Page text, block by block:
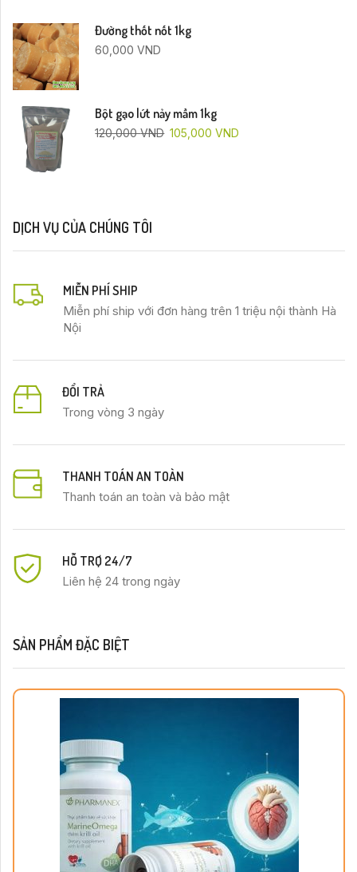
Đường thốt nốt 1kg
60,000VND
Bột gạo lứt nảy mầm 1kg
120,000VND 105,000VND
DỊCH VỤ CỦA CHÚNG TÔI
MIỄN PHÍ SHIP
Miễn phí ship với đơn hàng trên 1 triệu nội thành Hà
Nội
ĐỔI TRẢ
Trong vòng 3 ngày
THANH TOÁN AN TOÀN
Thanh toán an toàn và bảo mật
HỖ TRỢ 24/7
Liên hệ 24 trong ngày
SẢN PHẨM ĐẶC BIỆT